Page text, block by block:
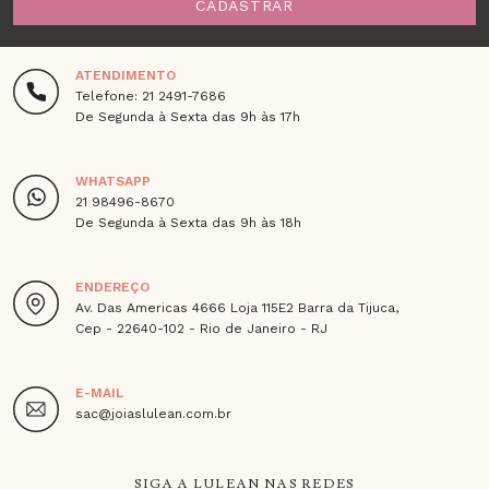
CADASTRAR
ATENDIMENTO
Telefone: 21 2491-7686
De Segunda à Sexta das 9h às 17h
WHATSAPP
21 98496-8670
De Segunda à Sexta das 9h às 18h
ENDEREÇO
Av. Das Americas 4666 Loja 115E2 Barra da Tijuca,
Cep - 22640-102 - Rio de Janeiro - RJ
E-MAIL
sac@joiaslulean.com.br
SIGA A LULEAN NAS REDES